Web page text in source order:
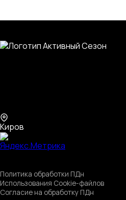
Киров
Политика обработки ПДн
Использования Cookie-файлов
Согласие на обработку ПДн